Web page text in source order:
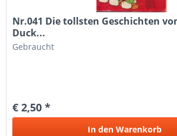
Nr.041 Die tollsten Geschichten
Duck...
Gebraucht
€ 2,50 *
In den Warenkorb